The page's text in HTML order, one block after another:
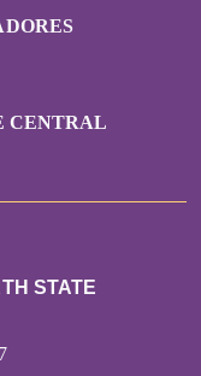
CENTRAL
STATE